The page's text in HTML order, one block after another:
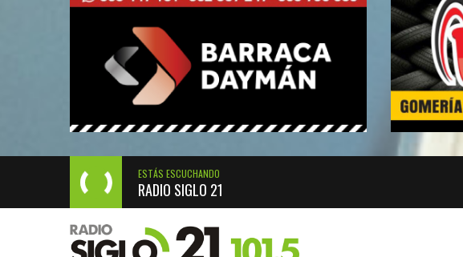
ESTÁS ESCUCHANDO
RADIO SIGLO 21